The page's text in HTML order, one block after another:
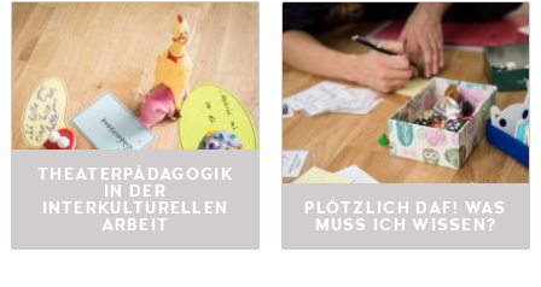
THEATERPÄDAGOGIK
IN DER
INTERKULTURELLEN
ARBEIT
PLÖTZLICH DAF! WAS
MUSS ICH WISSEN?